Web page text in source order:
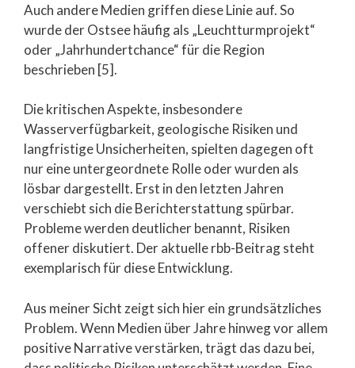
Auch andere Medien griffen diese Linie auf. So
wurde der Ostsee häufig als „Leuchtturmprojekt“
oder „Jahrhundertchance“ für die Region
beschrieben [5].
Die kritischen Aspekte, insbesondere
Wasserverfügbarkeit, geologische Risiken und
langfristige Unsicherheiten, spielten dagegen oft
nur eine untergeordnete Rolle oder wurden als
lösbar dargestellt. Erst in den letzten Jahren
verschiebt sich die Berichterstattung spürbar.
Probleme werden deutlicher benannt, Risiken
offener diskutiert. Der aktuelle rbb-Beitrag steht
exemplarisch für diese Entwicklung.
Aus meiner Sicht zeigt sich hier ein grundsätzliches
Problem. Wenn Medien über Jahre hinweg vor allem
positive Narrative verstärken, trägt das dazu bei,